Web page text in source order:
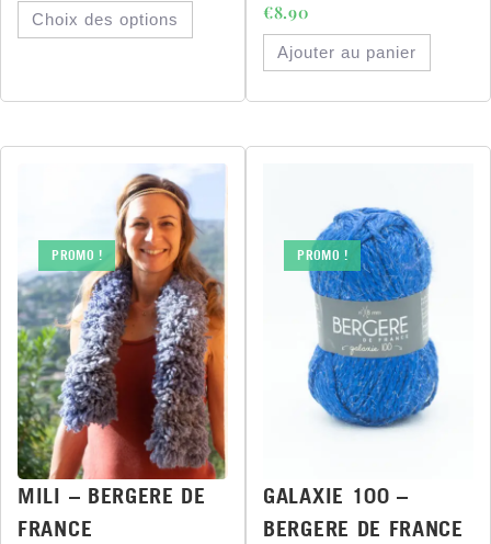
Choix des options €8.90
Ajouter au panier
PROMO !
MILI – BERGERE DE
FRANCE
PROMO !
GALAXIE 100 –
BERGERE DE FRANCE